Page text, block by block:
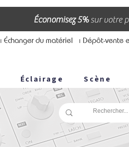
Économisez 5%sur votre
⏐ Échanger du matériel ⏐ Dépôt-vente
Éclairage Scène